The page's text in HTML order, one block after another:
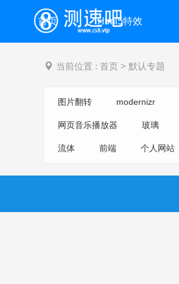
测速吧
首页 Html5特效
当前位置 : 首页 > 默认专题
图片翻转 modernizr
网页音乐播放器 玻璃
流体 前端 个人网站